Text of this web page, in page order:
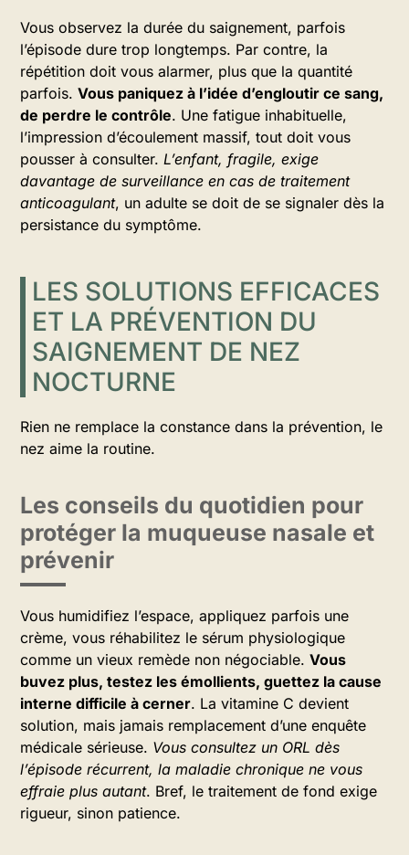
Vous observez la durée du saignement, parfois
l’épisode dure trop longtemps. Par contre, la
répétition doit vous alarmer, plus que la quantité
parfois. Vous paniquez à l’idée d’engloutir ce sang,
de perdre le contrôle. Une fatigue inhabituelle,
l’impression d’écoulement massif, tout doit vous
pousser à consulter. L’enfant, fragile, exige
davantage de surveillance en cas de traitement
anticoagulant, un adulte se doit de se signaler dès la
persistance du symptôme.
LES SOLUTIONS EFFICACES
ET LA PRÉVENTION DU
SAIGNEMENT DE NEZ
NOCTURNE
Rien ne remplace la constance dans la prévention, le
nez aime la routine.
Les conseils du quotidien pour
protéger la muqueuse nasale et
prévenir
Vous humidifiez l’espace, appliquez parfois une
crème, vous réhabilitez le sérum physiologique
comme un vieux remède non négociable. Vous
buvez plus, testez les émollients, guettez la cause
interne difficile à cerner. La vitamine C devient
solution, mais jamais remplacement d’une enquête
médicale sérieuse. Vous consultez un ORL dès
l’épisode récurrent, la maladie chronique ne vous
effraie plus autant. Bref, le traitement de fond exige
rigueur, sinon patience.